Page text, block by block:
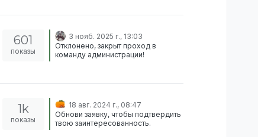
601
показы
3 нояб. 2025 г., 13:03
Отклонено, закрыт проход в
команду администрации!
1k
показы
18 авг. 2024 г., 08:47
Обнови заявку, чтобы подтвердить
твою заинтересованность.